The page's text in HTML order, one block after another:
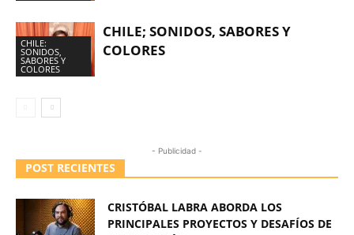
CHILE:
SONIDOS,
SABORES Y
COLORES
CHILE; SONIDOS, SABORES Y
COLORES
- Publicidad -
POST RECIENTES
CRISTÓBAL LABRA ABORDA LOS
PRINCIPALES PROYECTOS Y DESAFÍOS DE